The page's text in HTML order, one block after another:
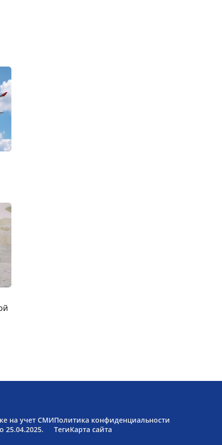
на учет СМИ
25.04.2025.
Политика конфиденциальности
ТегиКарта сайта